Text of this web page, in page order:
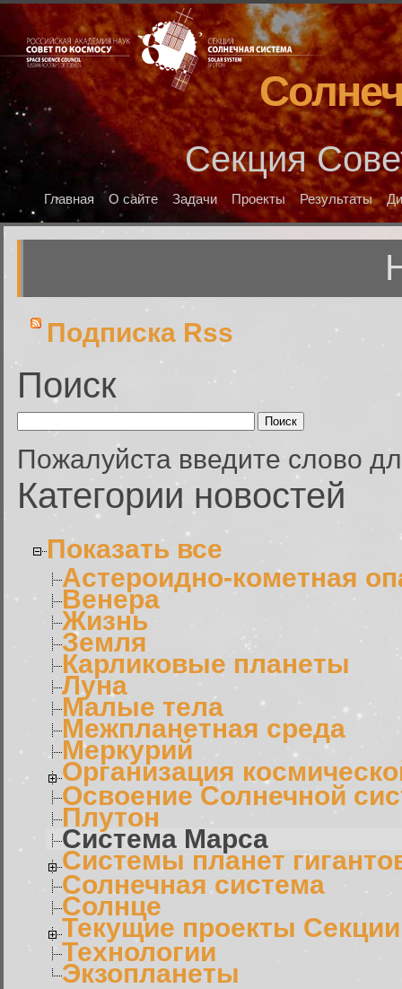
Секция
Главная О сайте Задачи Проекты Результаты
Подписка Rss
Поиск
Пожалуйста введите слово
Категории новостей
Показать все
Астероидно-кометная
Венера
Жизнь
Земля
Карликовые планеты
Луна
Малые тела
Межпланетная среда
Меркурий
Организация
Освоение Солнечной
Плутон
Система Марса
Системы планет
Солнечная система
Солнце
Текущие проекты Секции
Технологии
Экзопланеты